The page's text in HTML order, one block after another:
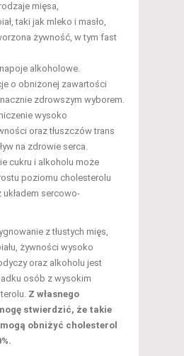
mięsa,
taki jak mleko i masło,
żywność, w tym fast
alkoholowe.
o obniżonej zawartości
zdrowszym wyborem.
wysoko
oraz tłuszczów trans
na zdrowie serca.
cukru i alkoholu może
poziomu cholesterolu
sercowo-
z tłustych mięs,
żywności wysoko
oraz alkoholu jest
osób z wysokim
Z własnego
stwierdzić, że takie
obniżyć cholesterol